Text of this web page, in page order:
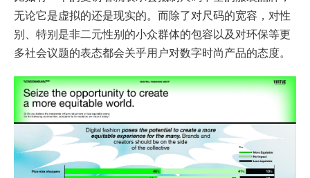
无论它是虚拟的还是现实的。而除了对尺码的宽容，对性
别、特别是非二元性别的小众群体的包容以及对环保等更
多社会议题的表态都会关乎用户对数字时尚产品的态度。